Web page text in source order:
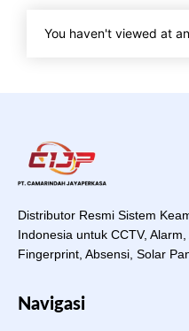
You haven't viewed at
Distributor Resmi Sistem
Indonesia untuk CCTV, Alarm,
Fingerprint, Absensi, Solar
Navigasi